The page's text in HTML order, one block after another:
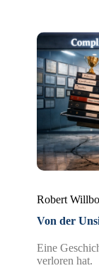
Robert
Von der
Eine
verloren hat.